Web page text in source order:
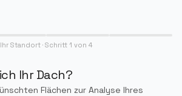
Ihr Standort· Schritt 1 von 4
Ihr Dach?
Flächen zur Analyse Ihres